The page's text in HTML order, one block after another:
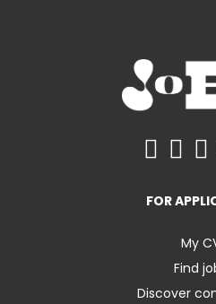
FOR
My
Find
Discover